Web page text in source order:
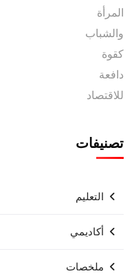
تصنيفات
التعليم
أكاديمي
ملخصات